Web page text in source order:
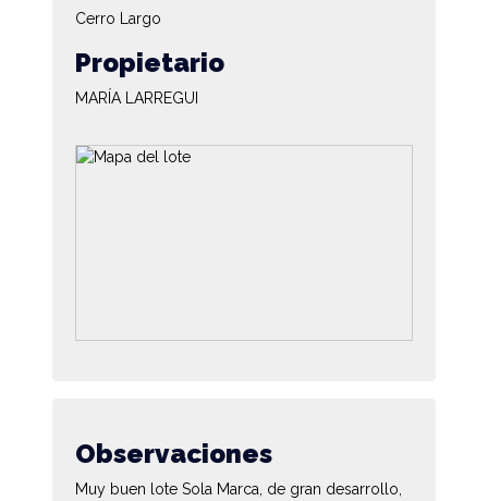
Cerro Largo
Propietario
MARÍA LARREGUI
Observaciones
Muy buen lote Sola Marca, de gran desarrollo,